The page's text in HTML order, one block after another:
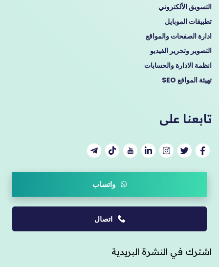
التسويق الألكتروني
تطبيقات الموبايل
ادارة الصفحات والمواقع
التصوير وتحرير الفيديو
انظمة الادارة والحسابات
تهيئة المواقع SEO
تابعنا على
واتساب
اتصال
اشترك في النشرة البريدية